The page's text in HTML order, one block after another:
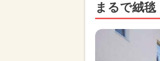
まるで絨